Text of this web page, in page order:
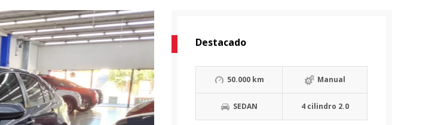
Destacado
50.000 km Manual
SEDAN 4 cilindro 2.0